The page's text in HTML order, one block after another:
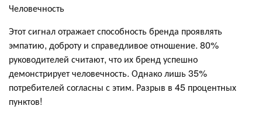
Человечность
Этот сигнал отражает способность бренда проявлять
эмпатию, доброту и справедливое отношение. 80%
руководителей считают, что их бренд успешно
демонстрирует человечность. Однако лишь 35%
потребителей согласны с этим. Разрыв в 45 процентных
пунктов!